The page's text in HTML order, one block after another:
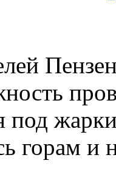
под
горам и